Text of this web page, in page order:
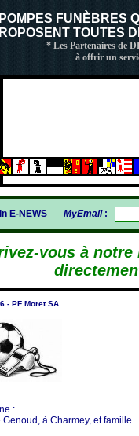
FUNÈBRES
TOUTES
* Les Partenaires de
à offrir un
E-NEWS MyEmail:
vous à
- PF Moret SA
:
à Charmey, et famille